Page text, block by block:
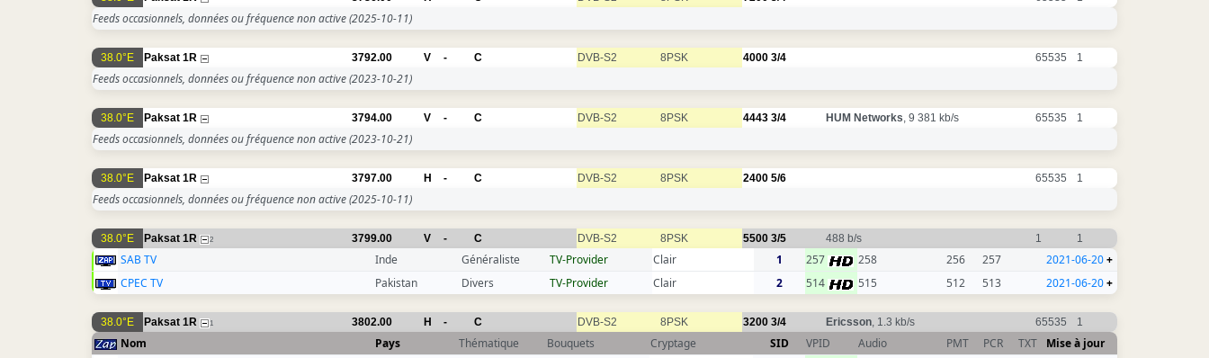
Feeds occasionnels, données ou fréquence non active(2025-10-11)
38.0°E Paksat 1R 3792.00 V - C DVB-S2 8PSK 4000 3/4 65535 1
Feeds occasionnels, données ou fréquence non active(2023-10-21)
38.0°E Paksat 1R 3794.00 V - C DVB-S2 8PSK 4443 3/4 HUM Networks, 9 381 kb/s 65535 1
Feeds occasionnels, données ou fréquence non active(2023-10-21)
38.0°E Paksat 1R 3797.00 H - C DVB-S2 8PSK 2400 5/6 65535 1
Feeds occasionnels, données ou fréquence non active(2025-10-11)
38.0°E Paksat 1R 2 3799.00 V - C DVB-S2 8PSK 5500 3/5 488 b/s 1 1
SAB TV Inde Généraliste TV-Provider Clair 1 257 258 256 257 2021-06-20+
CPEC TV
Pakistan Divers TV-Provider Clair 2 514 515 512 513 2021-06-20+
38.0°E Paksat 1R 1 3802.00 H - C DVB-S2 8PSK 3200 3/4 Ericsson, 1.3 kb/s 65535 1
Nom Pays Thématique Bouquets Cryptage SID VPID Audio PMT PCR TXT
Mise à jour